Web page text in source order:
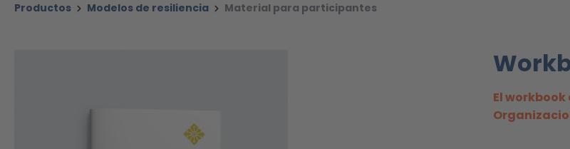
Productos Modelos de resiliencia Material para participantes
El